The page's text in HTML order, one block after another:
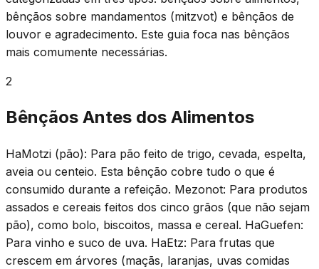
bênçãos sobre mandamentos (mitzvot) e bênçãos de
louvor e agradecimento. Este guia foca nas bênçãos
mais comumente necessárias.
2
Bênçãos Antes dos Alimentos
HaMotzi (pão): Para pão feito de trigo, cevada, espelta,
aveia ou centeio. Esta bênção cobre tudo o que é
consumido durante a refeição. Mezonot: Para produtos
assados e cereais feitos dos cinco grãos (que não sejam
pão), como bolo, biscoitos, massa e cereal. HaGuefen:
Para vinho e suco de uva. HaEtz: Para frutas que
crescem em árvores (maçãs, laranjas, uvas comidas